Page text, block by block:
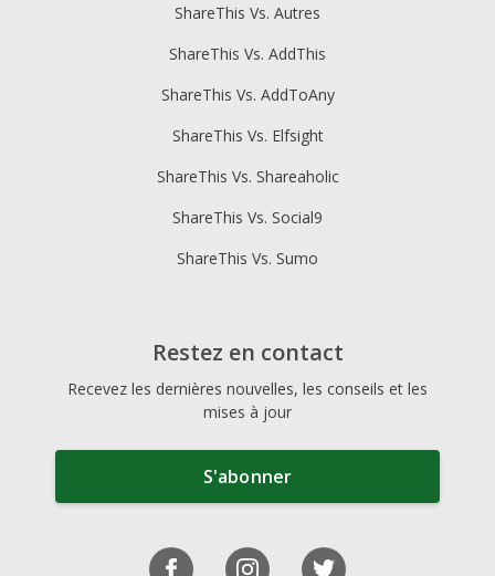
ShareThis Vs. Autres
ShareThis Vs. AddThis
ShareThis Vs. AddToAny
ShareThis Vs. Elfsight
ShareThis Vs. Shareaholic
ShareThis Vs. Social9
ShareThis Vs. Sumo
Restez en contact
Recevez les dernières nouvelles, les conseils et les
mises à jour
S'abonner